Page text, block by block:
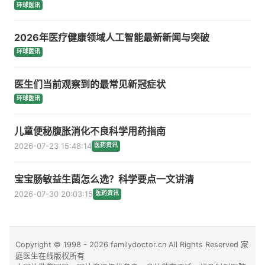
环球医讯
2026年医疗健康领域人工智能最新新闻与突破
环球医讯
医生们当前观察到的最常见新冠症状
环球医讯
儿童便秘腹胀消化不良科学用药指南
2026-07-23 15:48:14 医药资讯
宝宝肠敏益生菌怎么选？科学要点一文讲清
2026-07-30 20:03:15 医药资讯
Copyright © 1998 - 2026 familydoctor.cn All Rights Reserved 家
庭医生在线版权所有